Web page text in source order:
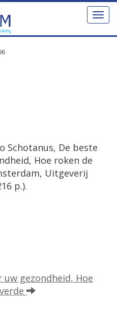
Toggle
Schotanus, De beste
Hoe roken de
Uitgeverij
p.).
gezondheid, Hoe